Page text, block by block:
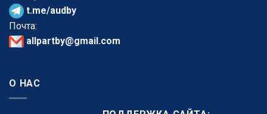
t.me/audby
Почта:
allpartby@gmail.com
О НАС